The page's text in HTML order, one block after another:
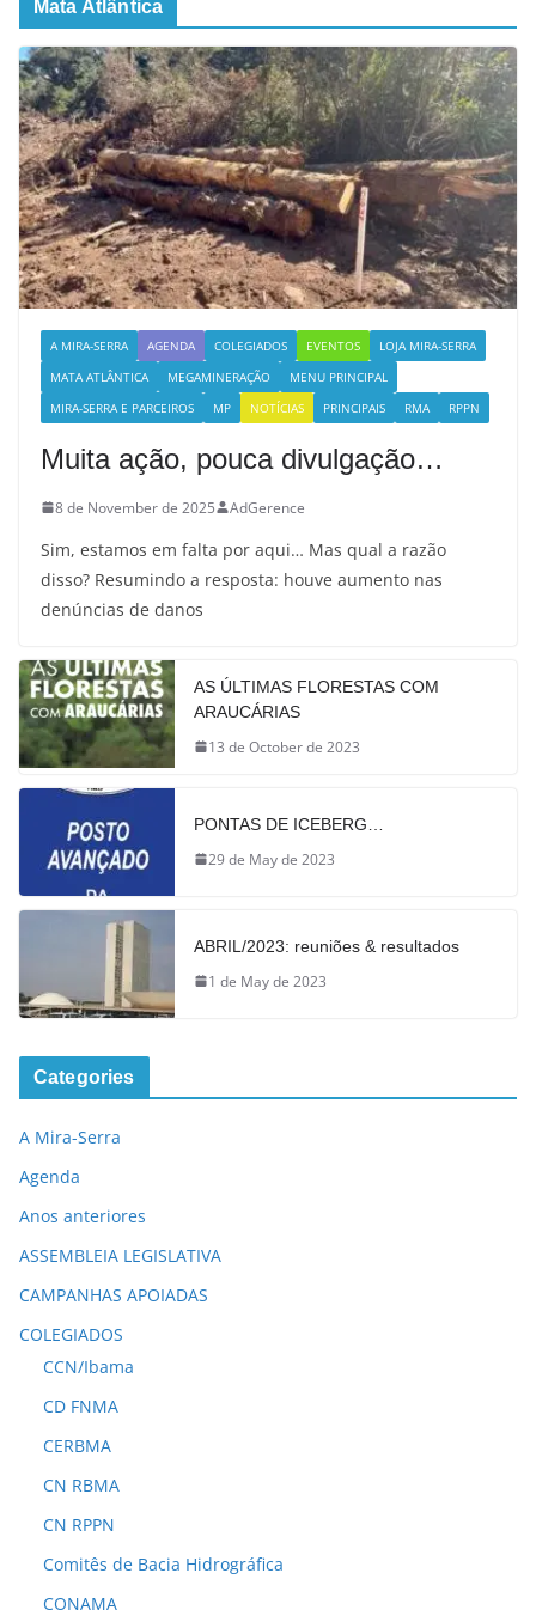
Mata Atlântica
A MIRA-SERRA AGENDA COLEGIADOS EVENTOS
LOJA MIRA-SERRA
MATA ATLÂNTICA
MEGAMINERAÇÃO
MENU PRINCIPAL
MIRA-SERRA E PARCEIROS
MP NOTÍCIAS PRINCIPAIS RMA RPPN
Muita ação, pouca divulgação…
8 de November de 2025 AdGerence
Sim, estamos em falta por aqui… Mas qual a razão
disso? Resumindo a resposta: houve aumento nas
denúncias de danos
AS ÚLTIMAS FLORESTAS COM
ARAUCÁRIAS
13 de October de 2023
PONTAS DE ICEBERG…
29 de May de 2023
ABRIL/2023: reuniões & resultados
1 de May de 2023
Categories
A Mira-Serra
Agenda
Anos anteriores
ASSEMBLEIA LEGISLATIVA
CAMPANHAS APOIADAS
COLEGIADOS
CCN/Ibama
CD FNMA
CERBMA
CN RBMA
CN RPPN
Comitês de Bacia Hidrográfica
CONAMA